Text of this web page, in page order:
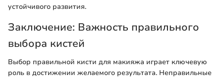
устойчивого развития.
Заключение: Важность правильного
выбора кистей
Выбор правильной кисти для макияжа играет ключевую
роль в достижении желаемого результата. Неправильные